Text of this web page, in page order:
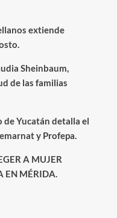
extiende
Sheinbaum,
de las familias
de Yucatán detalla el
y Profepa.
A MUJER
EN MÉRIDA.